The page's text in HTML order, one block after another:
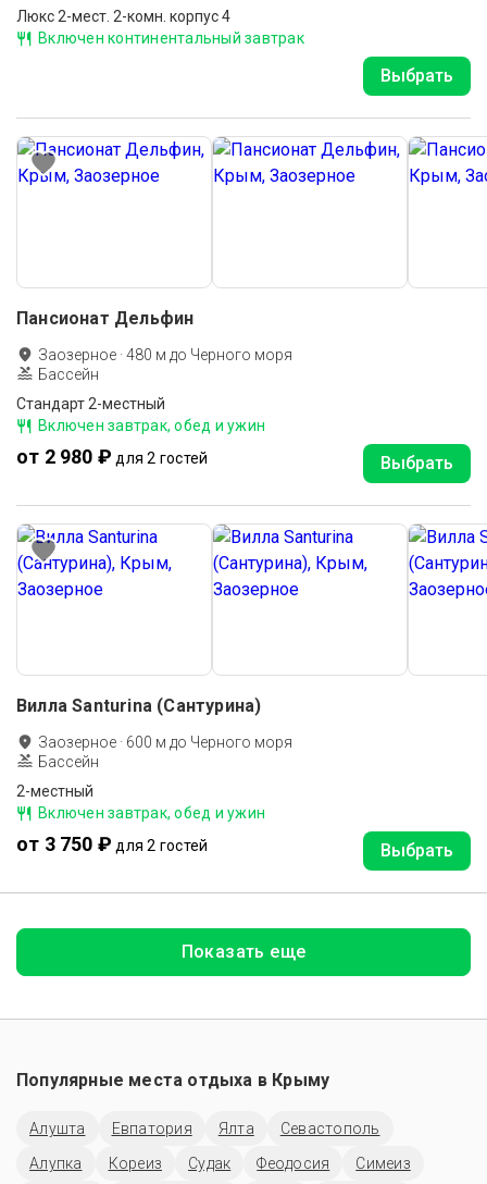
Люкс 2-мест. 2-комн. корпус 4
Включен континентальный завтрак
Выбрать
Пансионат Дельфин
Заозерное ·480 м до Черного моря
Бассейн
Стандарт 2-местный
Включен завтрак, обед и ужин
от 2 980 ₽ для 2 гостей Выбрать
Вилла Santurina (Сантурина)
Заозерное · 600 м до Черного моря
Бассейн
2-местный
Включен завтрак, обед и ужин
от 3 750 ₽ для 2 гостей Выбрать
Показать еще
Популярные места отдыха в Крыму
Алушта Евпатория Ялта
Севастополь
Алупка
Кореиз Судак Феодосия
Симеиз